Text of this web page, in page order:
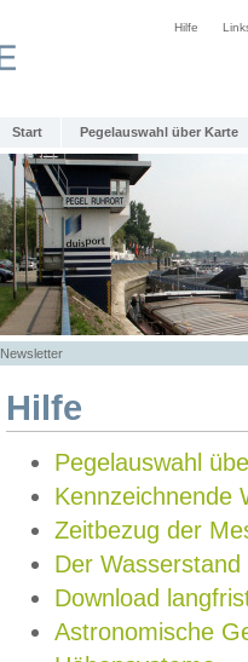
Hilfe
Start Pegelauswahl über Karte
Newsletter
Hilfe
Pegelauswahl
Kennzeichnende
Zeitbezug der
Der Wasserstand
Download
Astronomische